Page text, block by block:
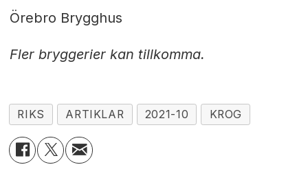
Örebro Brygghus
Fler bryggerier kan tillkomma.
RIKS ARTIKLAR 2021-10 KROG